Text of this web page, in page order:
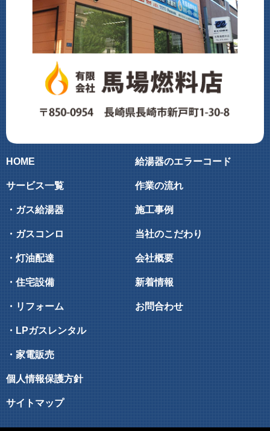
HOME
サービス一覧
・ガス給湯器
・ガスコンロ
・灯油配達
・住宅設備
・リフォーム
・LPガスレンタル
・家電販売
給湯器のエラーコード
作業の流れ
施工事例
当社のこだわり
会社概要
新着情報
お問合わせ
個人情報保護方針
サイトマップ